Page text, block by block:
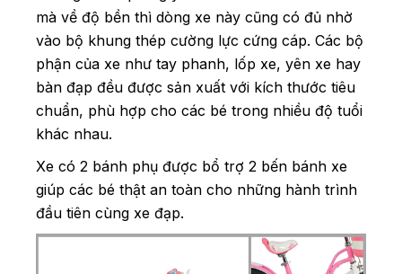
mà về độ bền thì dòng xe này cũng có đủ nhờ
vào bộ khung thép cường lực cứng cáp. Các bộ
phận của xe như tay phanh, lốp xe, yên xe hay
bàn đạp đều được sản xuất với kích thước tiêu
chuẩn, phù hợp cho các bé trong nhiều độ tuổi
khác nhau.
Xe có 2 bánh phụ được bổ trợ 2 bến bánh xe
giúp các bé thật an toàn cho những hành trình
đầu tiên cùng xe đạp.